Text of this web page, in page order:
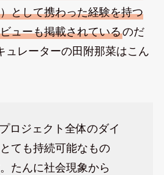
として携わった経験を持つ
ューも掲載されているのだ
ュレーターの田附那菜はこん
ロジェクト全体のダイ
ても持続可能なもの
たんに社会現象から